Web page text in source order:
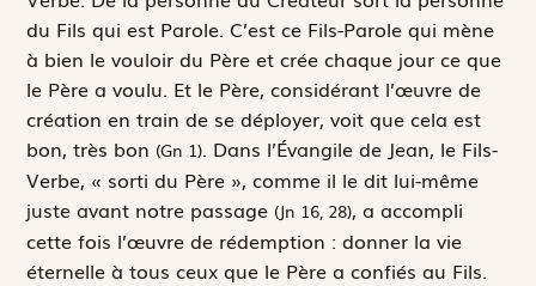
du Fils qui est Parole. C’est ce Fils-Parole qui mène
à bien le vouloir du Père et crée chaque jour ce que
le Père a voulu. Et le Père, considérant l’œuvre de
création en train de se déployer, voit quecela est
bon, très bon (Gn 1). Dans l’Évangile de Jean, le Fils-
Verbe, « sorti du Père », comme il le dit lui-même
juste avant notre passage (Jn 16, 28), a accompli
cette fois l’œuvre de rédemption : donner la vie
éternelle à tous ceux que le Père a confiés au Fils.